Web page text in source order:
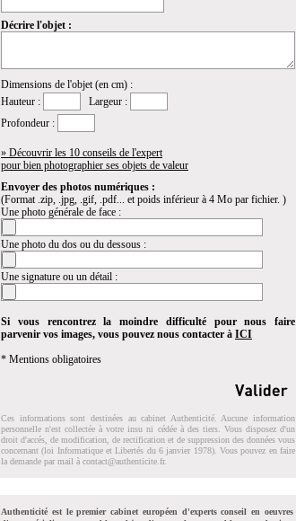
Décrire l'objet :
Dimensions de l'objet (en cm) :
Hauteur :
Largeur :
Profondeur :
» Découvrir les 10 conseils de l'expert
pour bien photographier ses objets de valeur
Envoyer des photos numériques :
(Format .zip, .jpg, .gif, .pdf... et poids inférieur à 4 Mo par fichier. )
Une photo générale de face :
Une photo du dos ou du dessous :
Une signature ou un détail :
Si vous rencontrez la moindre difficulté pour nous faire
parvenir vos images, vous pouvez nous contacter à ICI
* Mentions obligatoires
Ces informations sont destinées au cabinet Authenticité. Aucune information
personnelle n'est collectée à votre insu ni cédée à des tiers. Vous disposez d'un
droit d'accés, de modification, de rectification et de suppression des données vous
concernant (loi Informatique et Libertés du 6 janvier 1978). Vous pouvez en faire
la demande par mail à contact@authenticite.fr.
Authenticité est le premier cabinet européen d'experts conseil en oeuvres